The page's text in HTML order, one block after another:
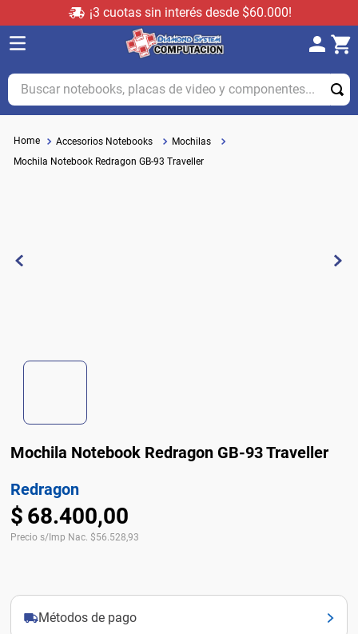
¡3 cuotas sin interés desde $60.000!
Buscar notebooks, placas de video y componentes...
Accesorios Notebooks
Mochilas
Mochila Notebook Redragon GB-93 Traveller
Mochila Notebook Redragon GB-93 Traveller
Redragon
$ 68.400,00
Precio s/Imp Nac. $56.528,93
Métodos de pago